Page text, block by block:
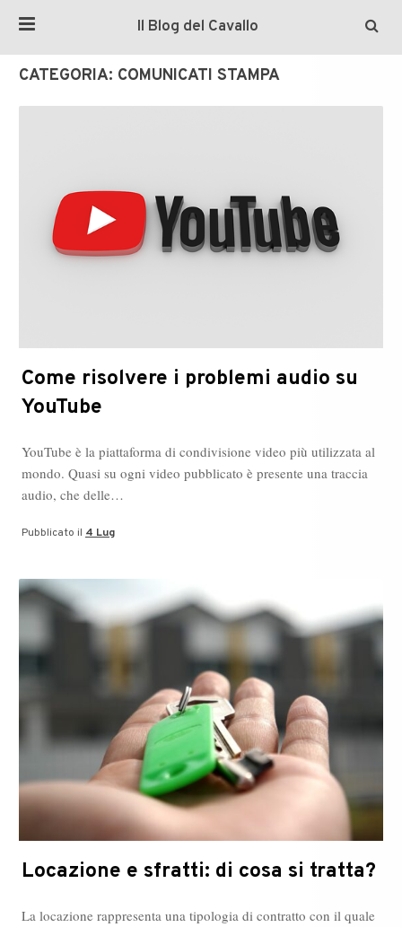
Il Blog del Cavallo
CATEGORIA: COMUNICATI STAMPA
Come risolvere i problemi audio su
YouTube
YouTube è la piattaforma di condivisione video più utilizzata al
mondo. Quasi su ogni video pubblicato è presente una traccia
audio, che delle…
Pubblicato il 4 Lug
Locazione e sfratti: di cosa si tratta?
La locazione rappresenta una tipologia di contratto con il quale